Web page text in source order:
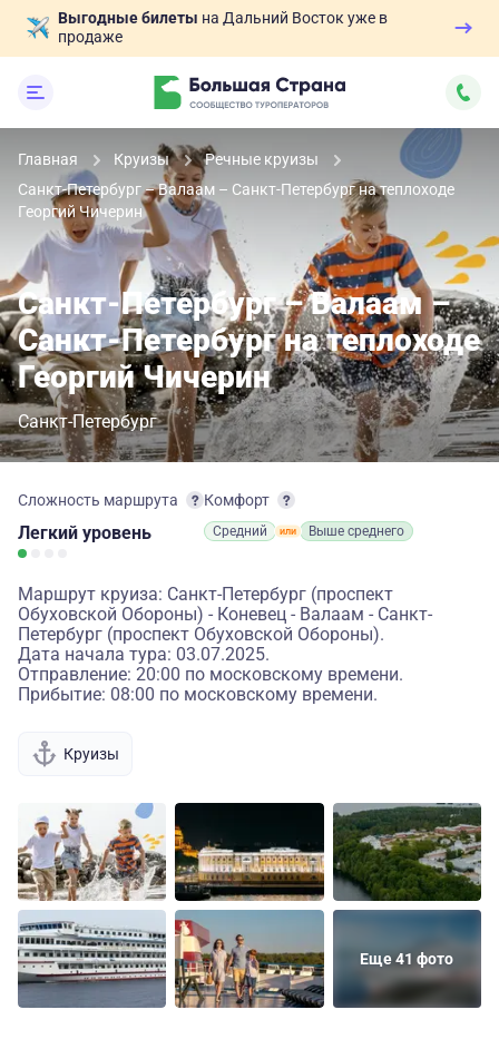
Выгодные билеты на Дальний Восток уже в
продаже
Главная Круизы
Речные круизы
Санкт-Петербург – Валаам – Санкт-Петербург на теплоходе
Георгий Чичерин
Санкт-Петербург – Валаам –
Санкт-Петербург на теплоходе
Георгий Чичерин
Санкт-Петербург
Сложность маршрута
Легкий уровень
Комфорт
Средний Выше среднего
Маршрут круиза: Санкт-Петербург (проспект
Обуховской Обороны) - Коневец - Валаам - Санкт-
Петербург (проспект Обуховской Обороны).
Дата начала тура: 03.07.2025.
Отправление: 20:00 по московскому времени.
Прибытие: 08:00 по московскому времени.
Круизы
Еще 41 фото